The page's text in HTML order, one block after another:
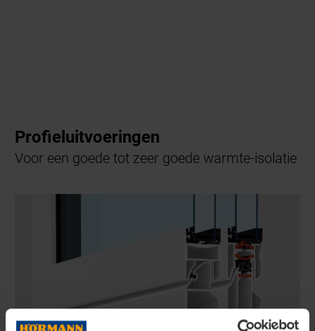
Profieluitvoeringen
Voor een goede tot zeer goede warmte-isolatie